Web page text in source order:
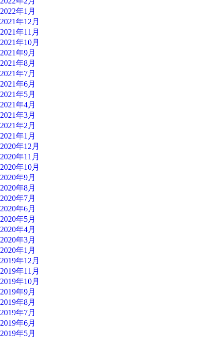
2022年1月
2021年12月
2021年11月
2021年10月
2021年9月
2021年8月
2021年7月
2021年6月
2021年5月
2021年4月
2021年3月
2021年2月
2021年1月
2020年12月
2020年11月
2020年10月
2020年9月
2020年8月
2020年7月
2020年6月
2020年5月
2020年4月
2020年3月
2020年1月
2019年12月
2019年11月
2019年10月
2019年9月
2019年8月
2019年7月
2019年6月
2019年5月